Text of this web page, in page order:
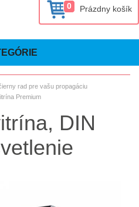
0 Prázdny košík
rad pre vašu propagáciu
Premium
DIN